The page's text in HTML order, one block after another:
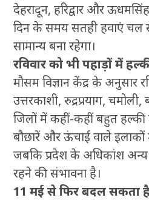
देहरादून, हरिद्वार और
दिन के समय सतही हवाएं
सामान्य बना रहेगा।
रविवार को भी पहाड़ों में
मौसम विज्ञान केंद्र के अनुसार
उत्तरकाशी, रुद्रप्रयाग,
जिलों में कहीं-कहीं बहुत हल्की
बौछारें और ऊंचाई वाले इलाकों
जबकि प्रदेश के अधिकांश
रहने की संभावना है।
11 मई से फिर बदल सकता